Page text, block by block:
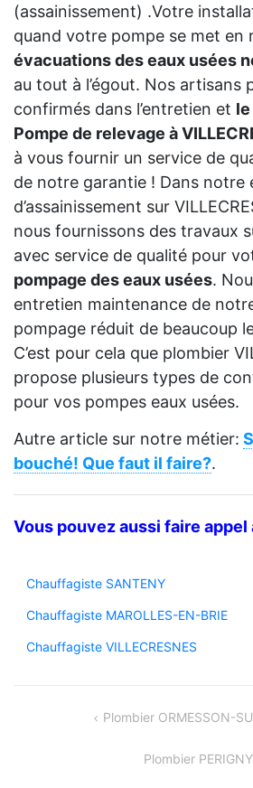
(assainissement) .Votre
quand votre pompe se met en
évacuations des eaux usées
au tout à l’égout. Nos artisans
confirmés dans l’entretien et
Pompe de relevage à
à vous fournir un service de
de notre garantie ! Dans notre
d’assainissement sur
nous fournissons des travaux
avec service de qualité pour
pompage des eaux usées.
entretien maintenance de
pompage réduit de beaucoup
C’est pour cela que plombier
propose plusieurs types de
pour vos pompes eaux usées.
Autre article sur notre métier:
bouché! Que faut il faire?.
Vous pouvez aussi faire appel
Chauffagiste SANTENY
Chauffagiste MAROLLES-EN-BRIE
Chauffagiste VILLECRESNES
NavigationPlombier ORMESSON-
Plombier PERIGNY